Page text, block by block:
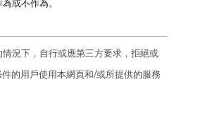
或不作為。
況下，自行或應第三方要求，拒絕或
的用戶使用本網頁和/或所提供的服務